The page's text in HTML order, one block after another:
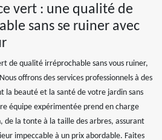
vert : une qualité de
sans se ruiner avec
de qualité irréprochable sans vous ruiner,
offrons des services professionnels à des
la beauté et la santé de votre jardin sans
équipe expérimentée prend en charge
de la tonte à la taille des arbres, assurant
impeccable à un prix abordable. Faites